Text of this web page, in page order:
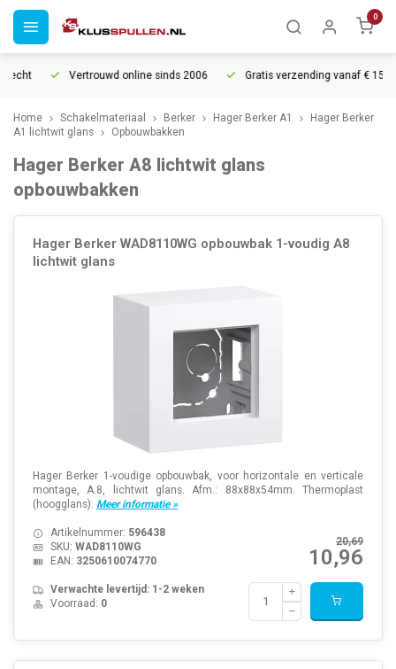
0
Vertrouwd online sinds 2006 Gratis verzending vanaf € 150
Home Schakelmateriaal Berker Hager Berker A1
Hager Berker
A1 lichtwit glans
Opbouwbakken
Hager Berker A8 lichtwit glans
opbouwbakken
Hager Berker WAD8110WG opbouwbak 1-voudig A8
lichtwit glans
Hager Berker 1-voudige opbouwbak, voor horizontale en verticale
montage, A.8, lichtwit glans. Afm.: 88x88x54mm. Thermoplast
(hoogglans). Meer informatie »
20,69
10,96
Artikelnummer: 596438
SKU: WAD8110WG
EAN: 3250610074770
Verwachte levertijd: 1-2 weken
Voorraad: 0